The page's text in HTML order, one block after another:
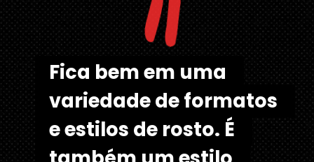
Fica bem em uma
variedade de formatos
e estilos de rosto. É
Fica bem em uma
variedade de formatos
e estilos de rosto. É